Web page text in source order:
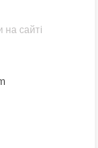
на сайті